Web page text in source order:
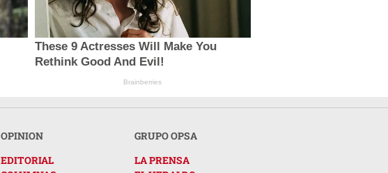
These 9 Actresses Will Make You
Rethink Good And Evil!
Brainberries
OPINION
EDITORIAL
GRUPO OPSA
LA PRENSA